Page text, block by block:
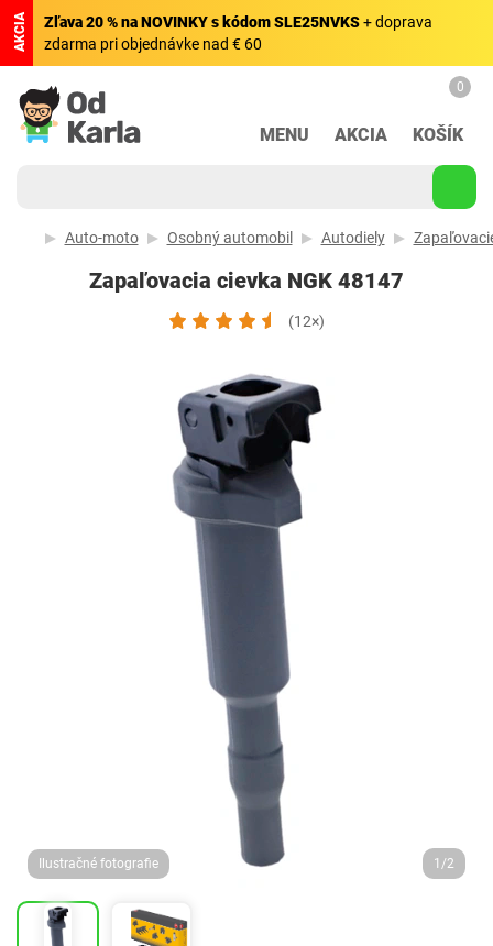
AKCIA Zľava 20 % na NOVINKY s kódom SLE25NVKS+ doprava
zdarma pri objednávke nad € 60
MENU AKCIA
0
KOŠÍK
Auto-moto Osobný automobil Autodiely
Zapaľovacia cievka NGK 48147
(12×)
Ilustračné fotografie 1/2